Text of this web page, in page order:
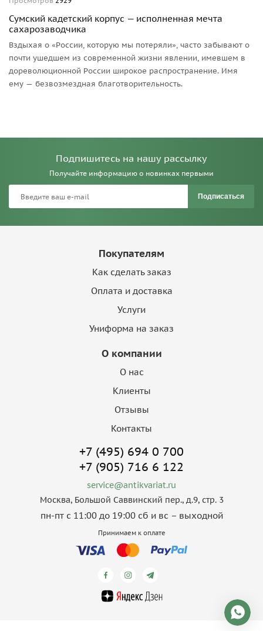
Сумский кадетский корпус — исполненная мечта
сахарозаводчика
Вздыхая о «России, которую мы потеряли», часто забывают о
почти ушедшем из современной жизни явлении, имевшем в
дореволюционной России широкое распространение. Имя
ему — безвозмездная благотворительность.
Подпишитесь на нашу рассылку
Получайте информацию о новинках первыми
Подписаться
Покупателям
Как сделать заказ
Оплата и доставка
Услуги
Униформа на заказ
О компании
О нас
Клиенты
Отзывы
Контакты
+7 (495) 694 0 700
+7 (905) 716 6 122
service@antikvariat.ru
Москва, Большой Саввинский пер., д.9, стр. 3
пн-пт с 11:00 до 19:00 сб и вс – выходной
Принимаем к оплате